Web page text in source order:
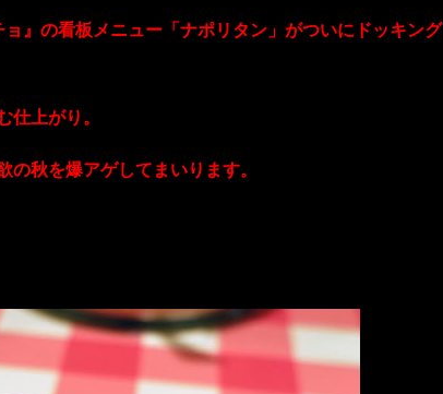
』の看板メニュー「ナポリタン」がついにドッキング
上がり。
秋を爆アゲしてまいります。